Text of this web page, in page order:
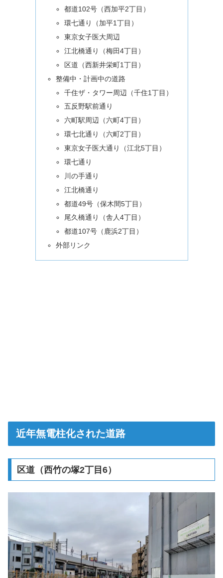
都道102号（西加平2丁目）
環七通り（加平1丁目）
東京女子医大周辺
江北橋通り（梅田4丁目）
区道（西新井栄町1丁目）
整備中・計画中の道路
千住ザ・タワー周辺（千住1丁目）
五反野駅前通り
六町駅周辺（六町4丁目）
環七北通り（六町2丁目）
東京女子医大通り（江北5丁目）
環七通り
川の手通り
江北橋通り
都道49号（保木間5丁目）
尾久橋通り（舎人4丁目）
都道107号（鹿浜2丁目）
外部リンク
近年無電柱化された道路
区道（西竹の塚2丁目6）